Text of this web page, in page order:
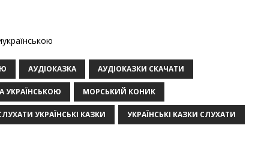
АУДІОКАЗКА АУДІОКАЗКИ СКАЧАТИ
УКРАЇНСЬКОЮ МОРСЬКИЙ КОНИК
УКРАЇНСЬКІ КАЗКИ УКРАЇНСЬКІ КАЗКИ СЛУХАТИ